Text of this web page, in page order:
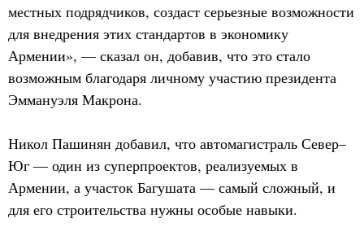
местных подрядчиков, создаст серьезные возможности
для внедрения этих стандартов в экономику
Армении», — сказал он, добавив, что это стало
возможным благодаря личному участию президента
Эммануэля Макрона.
Никол Пашинян добавил, что автомагистраль Север–
Юг — один из суперпроектов, реализуемых в
Армении, а участок Багушата — самый сложный, и
для его строительства нужны особые навыки.